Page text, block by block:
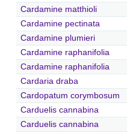
Cardamine matthioli
Cardamine pectinata
Cardamine plumieri
Cardamine raphanifolia
Cardamine raphanifolia
Cardaria draba
Cardopatum corymbosum
Carduelis cannabina
Carduelis cannabina